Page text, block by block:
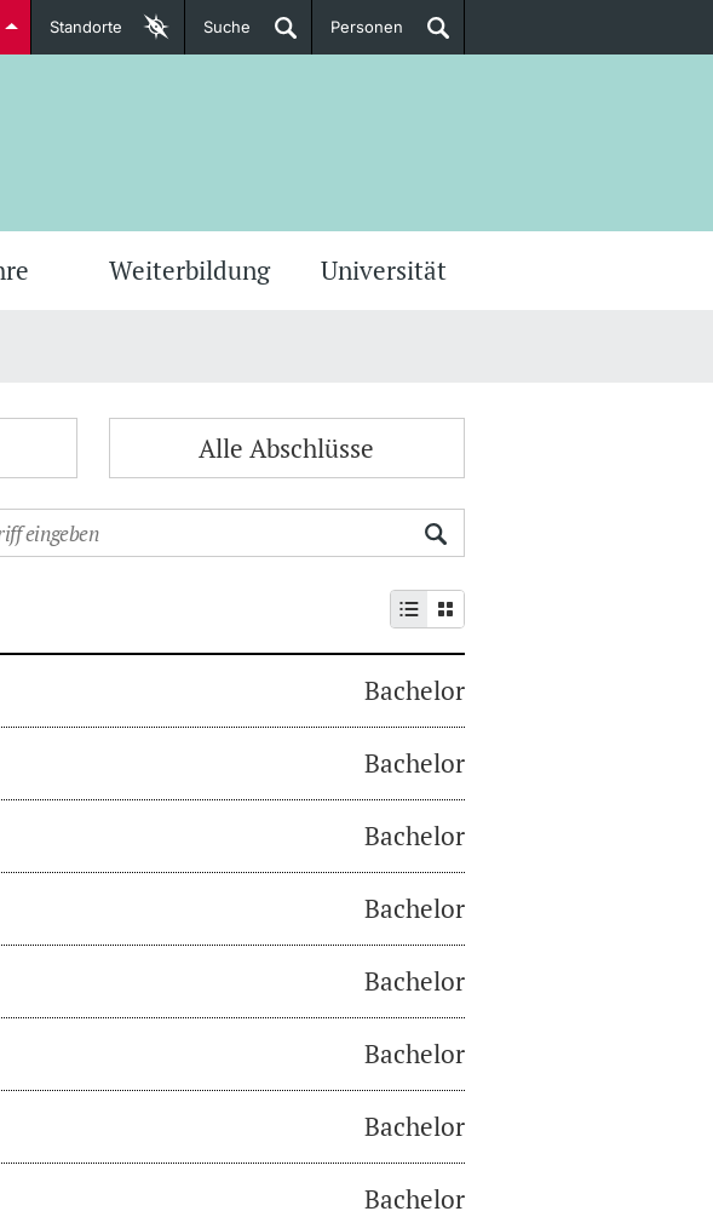
Standorte Suche Personen
Weiterbildung Universität
Alle Abschlüsse
Bachelor
Bachelor
Bachelor
Bachelor
Bachelor
Bachelor
Bachelor
Bachelor